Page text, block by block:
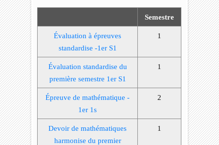
Semestre
Évaluation à épreuves
standardise -1er S1
1
Évaluation standardise du
première semestre 1er S1
1
Épreuve de mathématique -
1er 1s
2
Devoir de mathématiques
harmonise du premier
1